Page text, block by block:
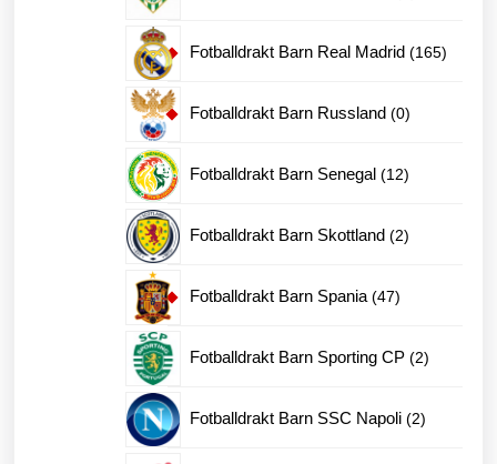
Fotballdrakt Barn Real Madrid 165165
Fotballdrakt Barn Russland 00
Fotballdrakt Barn Senegal 1212
Fotballdrakt Barn Skottland 22
Fotballdrakt Barn Spania 4747
Fotballdrakt Barn Sporting CP 22
Fotballdrakt Barn SSC Napoli 22